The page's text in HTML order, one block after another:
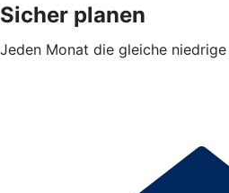
Sicher planen
Jeden Monat die gleiche